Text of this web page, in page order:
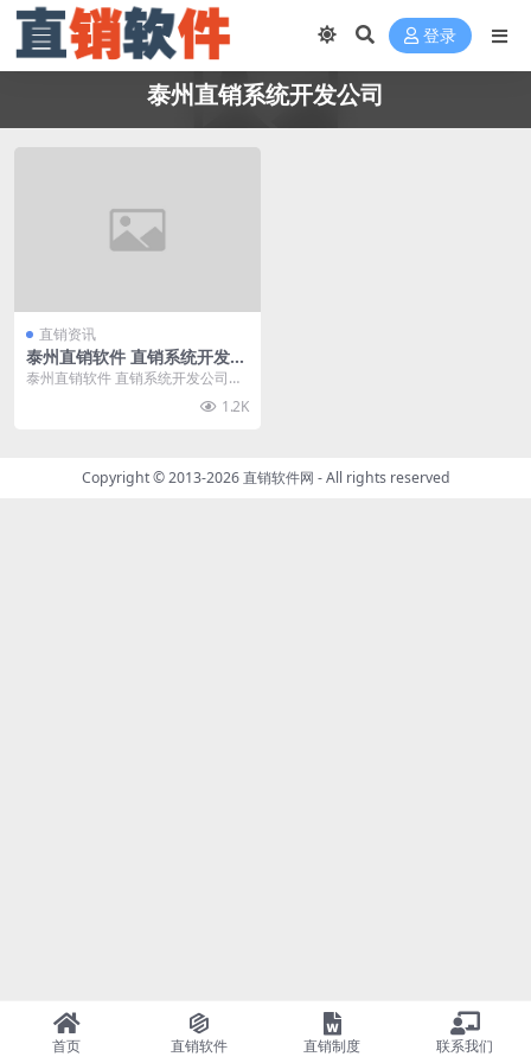
登录
泰州直销系统开发公司
直销资讯
泰州直销软件 直销系统开发公
司
泰州直销软件 直销系统开发公司请
1.2K
Copyright © 2013-2026直销软件网 - All rights reserved
首页 直销软件 直销制度 联系我们